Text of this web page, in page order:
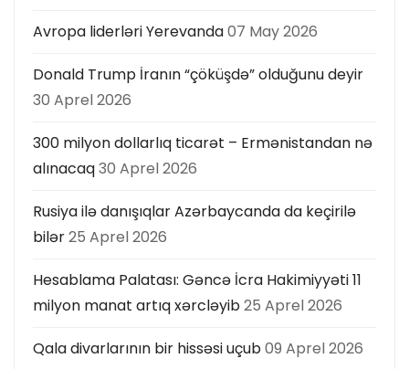
Avropa liderləri Yerevanda07 May 2026
Donald Trump İranın “çöküşdə” olduğunu deyir
30 Aprel 2026
300 milyon dollarlıq ticarət – Ermənistandan nə
alınacaq30 Aprel 2026
Rusiya ilə danışıqlar Azərbaycanda da keçirilə
bilər25 Aprel 2026
Hesablama Palatası: Gəncə İcra Hakimiyyəti 11
milyon manat artıq xərcləyib25 Aprel 2026
Qala divarlarının bir hissəsi uçub09 Aprel 2026